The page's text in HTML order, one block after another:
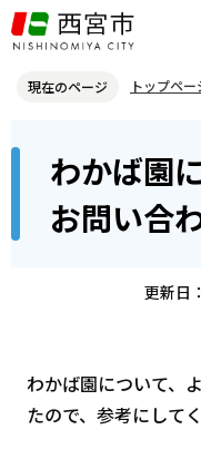
こ
の
ジ
頭
現在のページ トップペー
わかば園に関するよくある
わかば園
お問い合
更新日
わかば園について、
たので、参考にして